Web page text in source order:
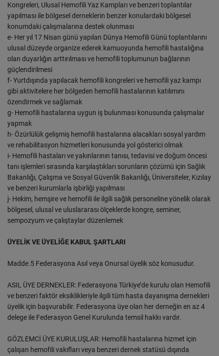
Kongreleri, Ulusal Hemofili Yaz Kampları ve benzeri toplantılar
yapılması ile bölgesel derneklerin benzer konulardaki bölgesel
konumdaki çalışmalarına destek olunması
e- Her yıl 17 Nisan günü yapılan Dünya Hemofili Günü toplantılarını
ulusal düzeyde organize ederek kamuoyunda hemofili hastalığına
olan duyarlığın arttırılması ve hemofili toplumunun bağlarının
güçlendirilmesi
f- Yurtdışında yapılacak hemofili kongreleri ve hemofili yaz kampı
gibi aktivitelere her bölgeden hemofili hastalarının katılımını
özendirmek ve sağlamak
g- Hemofili hastalarına uygun iş bulunması konusunda çalışmalar
yapmak
h- Özürlülük gelişmiş hemofili hastalarına alacakları sosyal yardım
ve rehabilitasyon hizmetleri konusunda yol gösterici olmak
i- Hemofili hastaları ve yakınlarının tanısı, tedavisi ve doğum öncesi
tanı işlemleri sırasında karşılaştıkları sorunların çözümü için Sağlık
Bakanlığı, Çalışma ve Sosyal Güvenlik Bakanlığı, Üniversiteler, Kızılay
ve benzeri kurumlarla işbirliği yapılması
j- Hekim, hemşire ve hemofili ile ilgili sağlık personeline yönelik olarak
bölgesel, ulusal ve uluslararası ölçeklerde kongre, seminer,
sempozyum ve çalıştaylar düzenlemek
ÜYELİK VE ÜYELİĞE KABUL ŞARTLARI
Madde.5 Federasyona Asıl veya Onursal üyelik söz konusudur.
ASIL ÜYE DERNEKLER: Federasyona Türkiye’de kurulu olan Hemofili
ve benzeri faktör eksiklikleriyle ilgili tüm hasta dayanışma dernekleri
üyelik için başvurabilir. Federasyona üye olan her derneğin en az 4
delege ile Federasyon Genel Kurulunda temsil hakkı vardır.
GÖZLEMCİ ÜYE KURULUŞLAR: Hemofili hastalarına hizmet için
çalışan hemofili vakıfları veya benzeri dernek statüsü dışında